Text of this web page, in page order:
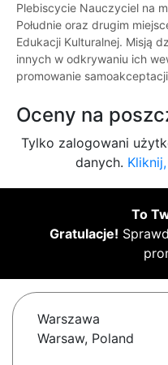
Plebiscycie Nauczyciel na
Południe oraz drugim
Edukacji Kulturalnej. Misją
innych w odkrywaniu ich
promowanie
Oceny na
Tylko zalogowani
danych.
To
Gratulacje!
Warszawa
Warsaw, Poland